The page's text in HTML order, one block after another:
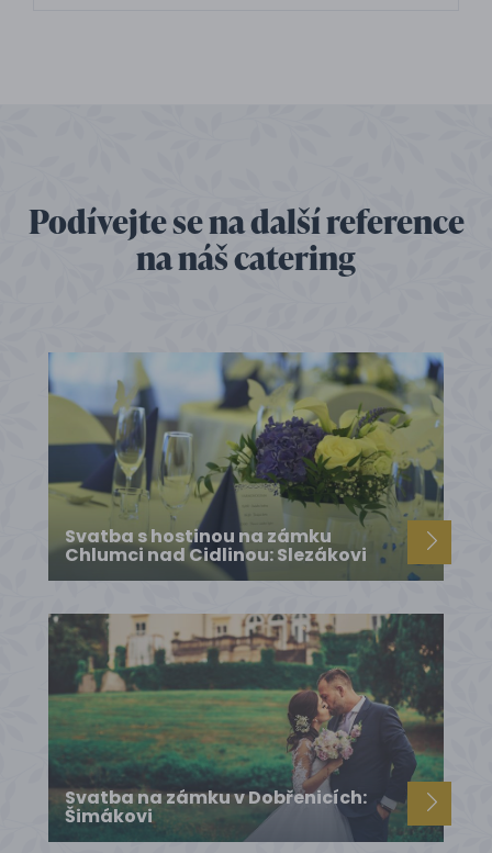
Podívejte se na další reference
na náš catering
Svatba s hostinou na zámku
Chlumci nad Cidlinou: Slezákovi
Svatba na zámku v Dobřenicích:
Šimákovi